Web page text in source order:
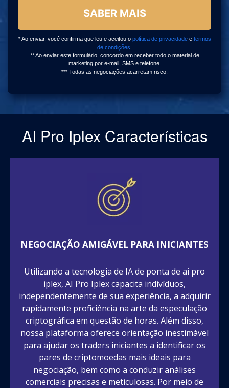
AI Pro Iplex Características
NEGOCIAÇÃO AMIGÁVEL PARA INICIANTES
Utilizando a tecnologia de IA de ponta de ai pro
iplex, AI Pro Iplex capacita indivíduos,
independentemente de sua experiência, a adquirir
rapidamente proficiência na arte da especulação
criptográfica em questão de horas. Além disso,
nossa plataforma oferece orientação inestimável
para ajudar os traders iniciantes a identificar os
pares de criptomoedas mais ideais para
negociação, bem como a conduzir análises
comerciais precisas e meticulosas. Por meio de